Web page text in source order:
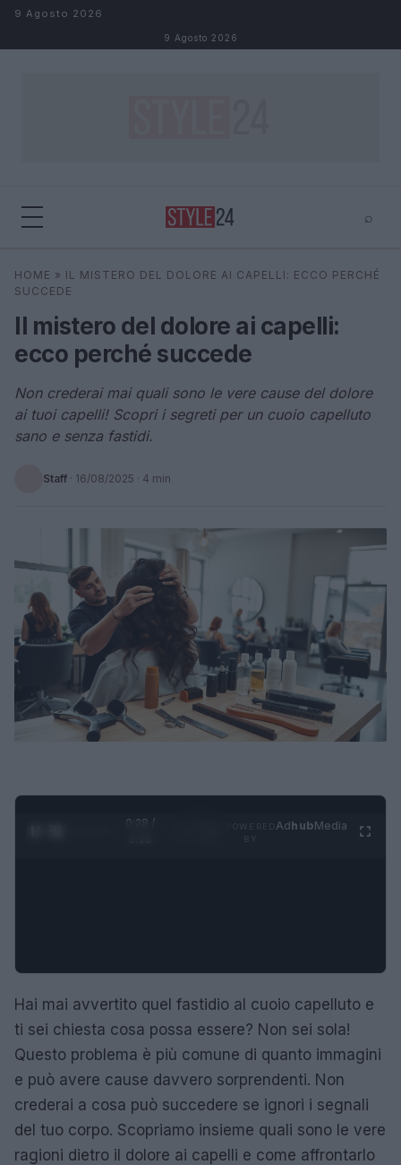
Salta al contenuto
9 Agosto 2026
9 Agosto 2026
⌕
Cerca ⌕ ×
HOME » IL MISTERO DEL DOLORE AI CAPELLI: ECCO PERCHÉ
SUCCEDE
Il mistero del dolore ai capelli:
ecco perché succede
Non crederai mai quali sono le vere cause del dolore
ai tuoi capelli! Scopri i segreti per un cuoio capelluto
sano e senza fastidi.
Staff · 16/08/2025 · 4 min
0:29 /
AdhubMedia
Hai mai avvertito quel fastidio al cuoio capelluto e
ti sei chiesta cosa possa essere? Non sei sola!
Questo problema è più comune di quanto immagini
e può avere cause davvero sorprendenti. Non
crederai a cosa può succedere se ignori i segnali
del tuo corpo. Scopriamo insieme quali sono le vere
ragioni dietro il dolore ai capelli e come affrontarlo